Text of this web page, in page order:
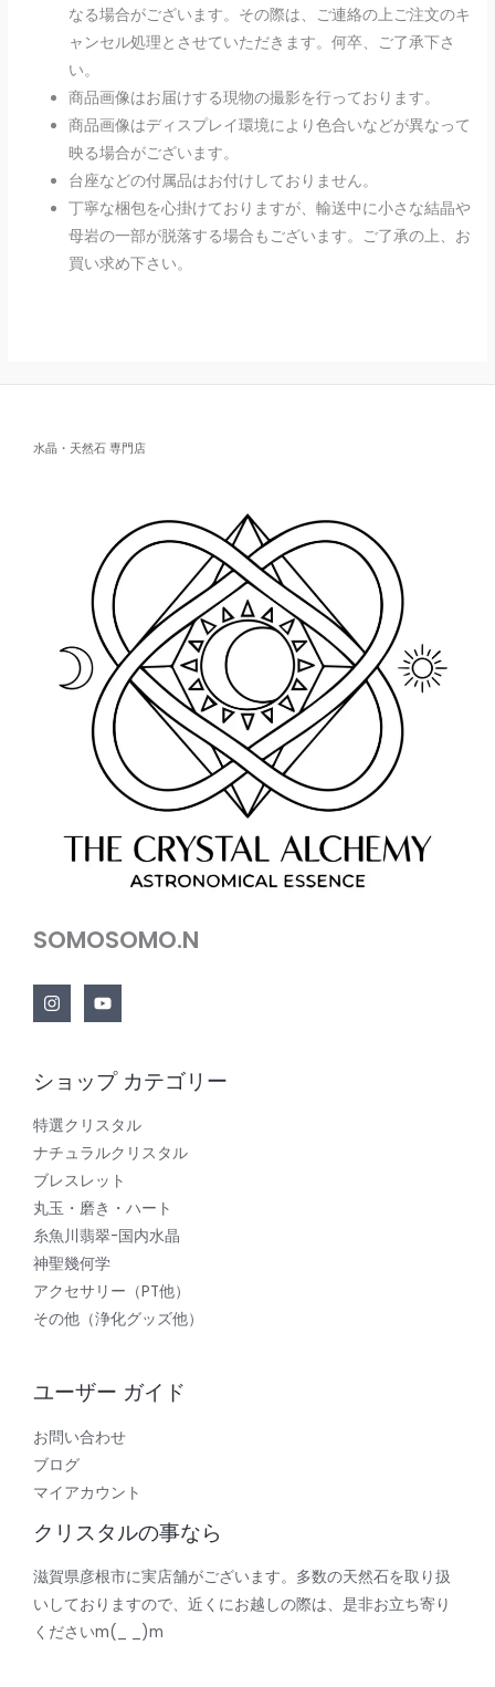
なる場合がございます。その際は、ご連絡の上ご注文のキ
ャンセル処理とさせていただきます。何卒、ご了承下さ
い。
商品画像はお届けする現物の撮影を行っております。
商品画像はディスプレイ環境により色合いなどが異なって
映る場合がございます。
台座などの付属品はお付けしておりません。
丁寧な梱包を心掛けておりますが、輸送中に小さな結晶や
母岩の一部が脱落する場合もございます。ご了承の上、お
買い求め下さい。
水晶・天然石 専門店
SOMOSOMO.N
ショップ カテゴリー
特選クリスタル
ナチュラルクリスタル
ブレスレット
丸玉・磨き・ハート
糸魚川翡翠-国内水晶
神聖幾何学
アクセサリー（PT他）
その他（浄化グッズ他）
ユーザー ガイド
お問い合わせ
ブログ
マイアカウント
クリスタルの事なら
滋賀県彦根市に実店舗がございます。多数の天然石を取り扱
いしておりますので、近くにお越しの際は、是非お立ち寄り
くださいm(_ _)m